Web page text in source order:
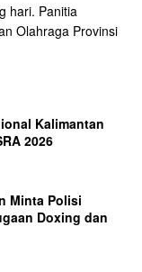
hari. Panitia
Olahraga Provinsi
Kalimantan
2026
Minta Polisi
Doxing dan